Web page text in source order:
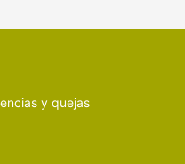
y quejas